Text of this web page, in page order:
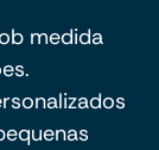
medida